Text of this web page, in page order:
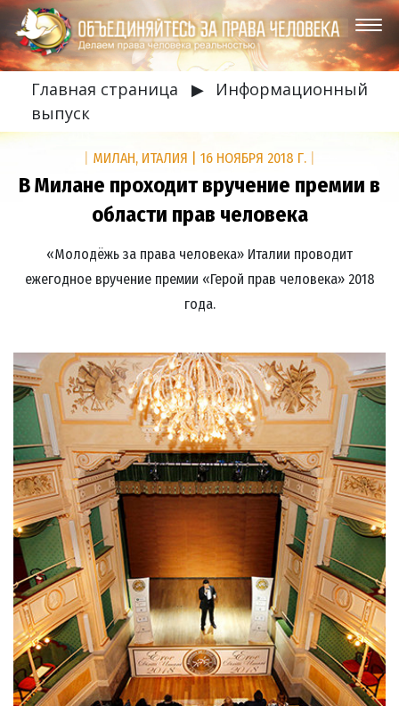
Главная страница ▶
Информационный
выпуск
МИЛАН, ИТАЛИЯ 16 НОЯБРЯ 2018 Г.
В Милане проходит вручение премии в
области прав человека
«Молодёжь за права человека» Италии проводит
ежегодное вручение премии «Герой прав человека» 2018
года.